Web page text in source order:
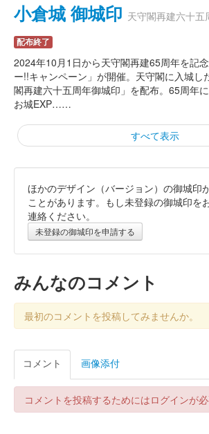
小倉城 御城印 天守閣再建六十五
配布終了
2024年10月1日から天守閣再建65周年を記
ー!!キャンペーン」が開催。天守閣に入城し
閣再建六十五周年御城印」を配布。65周年
お城EXP……
すべて表示
小倉城 御城印 加州清光版
配布終了
スターフライヤー×舞台『刀剣乱舞』デジタ
北九州の参加者で、小倉城天守閣（小倉城
らえる御城印。
小倉城 御城印 大和守安定版
配布終了
スターフライヤー×舞台『刀剣乱舞』デジタ
北九州の参加者で、小倉城天守閣（小倉城
らえる御城印。
ほかのデザイン（バージョン）の御城印
ことがあります。もし未登録の御城印を
連絡ください。
未登録の御城印を申請する
みんなのコメント
最初のコメントを投稿してみませんか。
コメント 画像添付
コメントを投稿するためにはログインが必